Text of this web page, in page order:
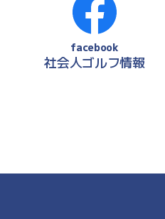
facebook
社会人ゴルフ情報